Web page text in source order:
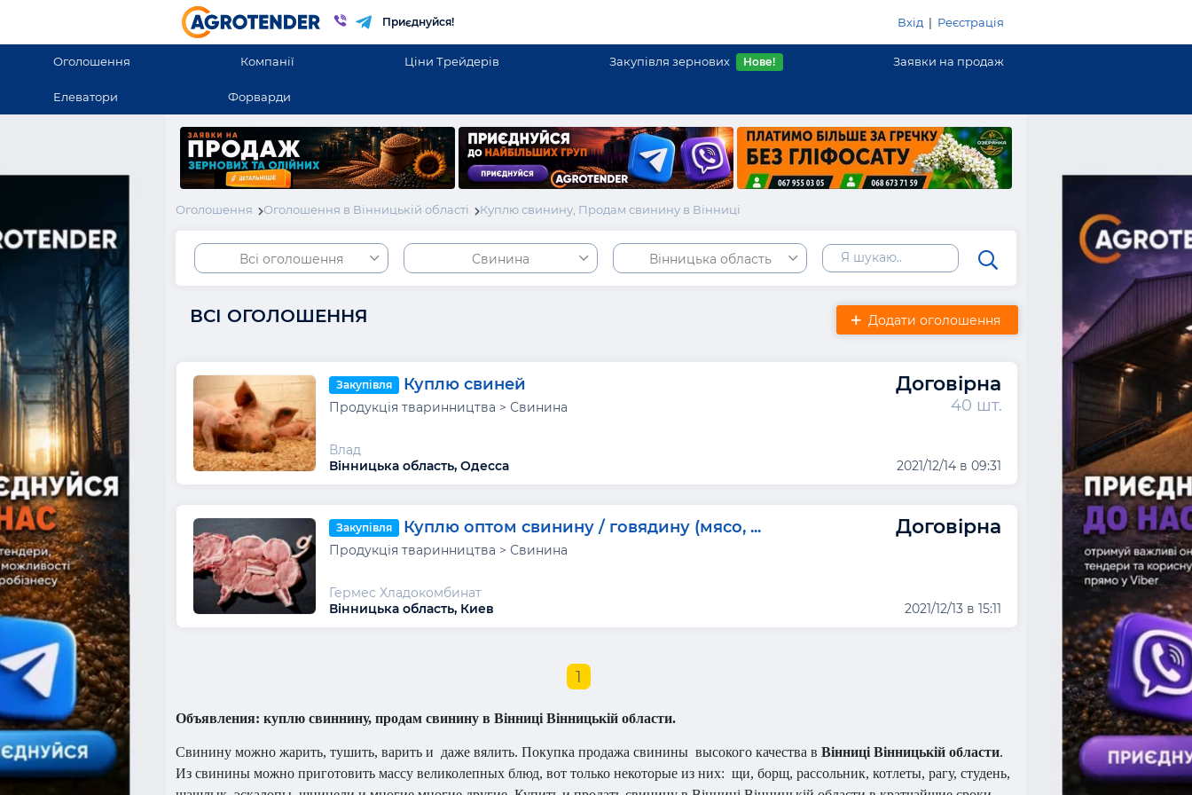
Приєднуйся! Вхід | Реєстрація
Оголошення Компанії Ціни Трейдерів Закупівля зернових Нове! Заявки на продаж
Елеватори Форварди
Оголошення Оголошення в Вінницькій області Куплю свинину, Продам свинину в Вінниці
Всі оголошення Свинина Вінницька область
Додати оголошення
ВСІ ОГОЛОШЕННЯ
Закупівля Куплю свиней Договірна
Продукція тваринництва > Свинина 40 шт.
Влад
Вінницька область, Одесса
2021/12/14 в 09:31
Закупівля Куплю оптом свинину / говядину (мясо, ... Договірна
Продукція тваринництва > Свинина
Гермес Хладокомбинат
Вінницька область, Киев
2021/12/13 в 15:11
1
Объявления: куплю свиннину, продам свинину в Вінниці Вінницькій области.
Свинину можно жарить, тушить, варить и даже вялить. Покупка продажа свинины высокого качества в Вінниці Вінницькій области.
Из свинины можно приготовить массу великолепных блюд, вот только некоторые из них: щи, борщ, рассольник, котлеты, рагу, студень,